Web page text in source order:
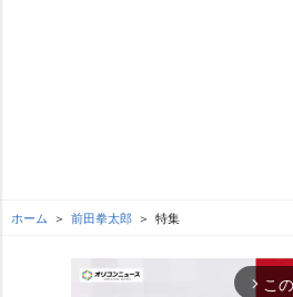
ホーム 前田拳太郎 特集
arrow_forward_ios こ